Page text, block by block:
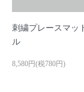
刺繍プレースマッ
ル
8,580円(税780円)